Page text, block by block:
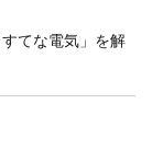
てな電気」を解